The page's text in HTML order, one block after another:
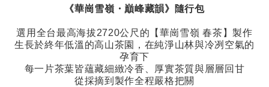
《華崗雪嶺・巔峰藏韻》隨行包
選用全台最高海拔2720公尺 的【華崗雪嶺 春茶】製作
生長於終年低溫的高山茶園，在純淨山林與冷冽空氣的
孕育下
每一片茶葉皆蘊藏細緻冷香、厚實茶質與層層回甘
從採摘到製作全程嚴格把關